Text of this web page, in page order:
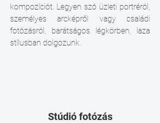
kompozíciót. Legyen szó üzleti portréról,
személyes arcképről vagy családi
fotózásról, barátságos légkörben, laza
stílusban dolgozunk.
Stúdió fotózás